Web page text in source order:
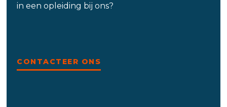
in een opleiding bij ons?
CONTACTEER ONS